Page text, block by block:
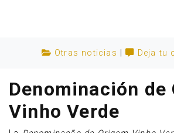
Otras noticias | Deja tu
Denominación de
Vinho Verde